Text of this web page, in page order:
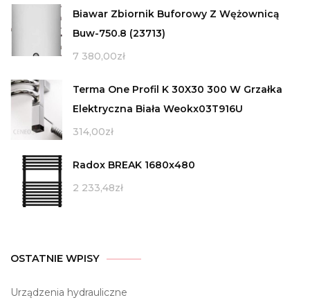
Biawar Zbiornik Buforowy Z Wężownicą
Buw-750.8 (23713)
7 380,00zł
Terma One Profil K 30X30 300 W Grzałka
Elektryczna Biała Weokx03T916U
314,00zł
Radox BREAK 1680x480
2 233,48zł
OSTATNIE WPISY
Urządzenia hydrauliczne